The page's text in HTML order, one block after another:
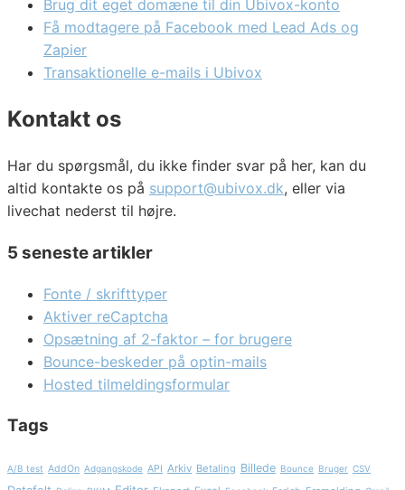
Brug dit eget domæne til din Ubivox-konto
Få modtagere på Facebook med Lead Ads og
Zapier
Transaktionelle e-mails i Ubivox
Kontakt os
Har du spørgsmål, du ikke finder svar på her, kan du
altid kontakte os på support@ubivox.dk, eller via
livechat nederst til højre.
5 seneste artikler
Fonte / skrifttyper
Aktiver reCaptcha
Opsætning af 2-faktor – for brugere
Bounce-beskeder på optin-mails
Hosted tilmeldingsformular
Tags
A/B test AddOn Adgangskode API Arkiv Betaling Billede Bounce Bruger CSV